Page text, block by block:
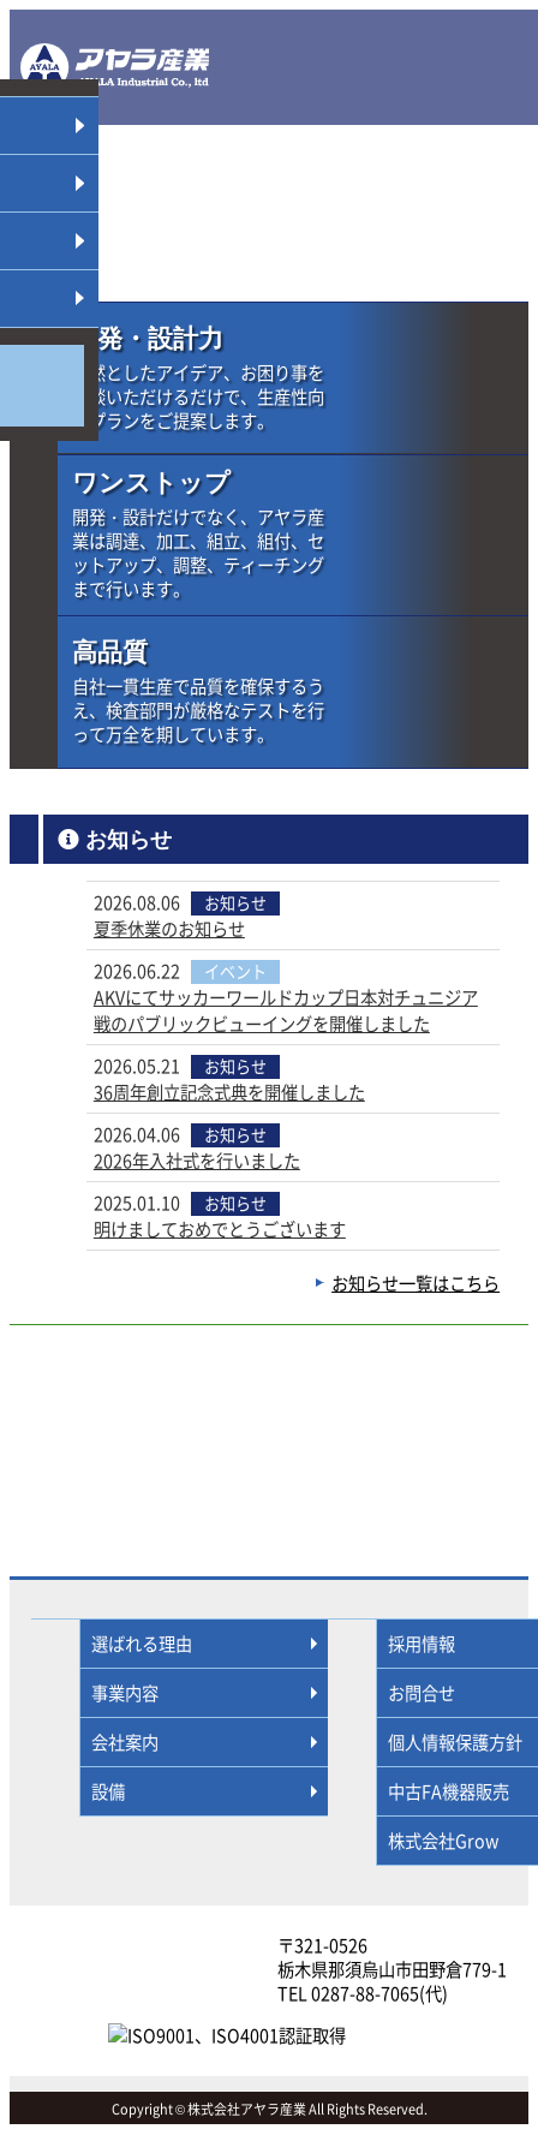
開発・設計力
漠然としたアイデア、 お困り事を
相談いただけるだけで、 生産性向
上プランをご提案します。
ワンストップ
開発・設計だけでなく、 アヤラ産
業は調達、加工、組立、 組付、セ
ットアップ、調整、 ティーチング
まで行います。
高品質
自社一貫生産で品質を確保するう
え、 検査部門が厳格なテストを行
って万全を期しています。
お知らせ
2026.08.06 お知らせ
夏季休業のお知らせ
2026.06.22
イベント
AKVにてサッカーワールドカップ日本対チュニジア
戦のパブリックビューイングを開催しました
2026.05.21
お知らせ
36周年創立記念式典を開催しました
2026.04.06
お知らせ
2026年入社式を行いました
2025.01.10
お知らせ
明けましておめでとうございます
お知らせ一覧はこちら
選ばれる理由
事業内容
会社案内
設備
採用情報
お問合せ
個人情報保護方針
中古FA機器販売
株式会社Grow
〒321-0526
栃木県那須烏山市田野倉779-1
TEL 0287-88-7065(代)
Copyright © 株式会社アヤラ産業 All Rights Reserved.